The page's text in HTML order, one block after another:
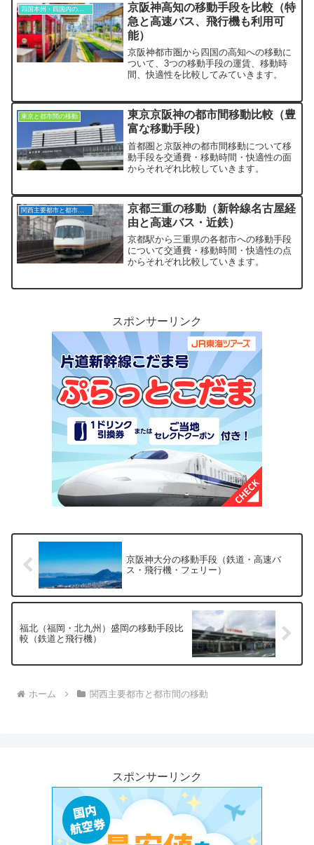
四国本州・四国内の移動
京阪神高知の移動手段を比較（特
急と高速バス、飛行機も利用可
能）
京阪神都市圏から四国の高知への移動に
ついて、3つの移動手段の運賃、移動時
間、快適性を比較してみていきます。
東京と都市間の移動
東京京阪神の都市間移動比較（豊
富な移動手段）
首都圏と京阪神の都市間移動について移
動手段を交通費・移動時間・快適性の面
からそれぞれ比較していきます。
京都三重の移動（新幹線名古屋経
由と高速バス・近鉄）
京都駅から三重県の各都市への移動手段
について交通費・移動時間・快適性の点
からそれぞれ比較していきます。
スポンサーリンク
京阪神大分の移動手段（鉄道・高速バ
ス・飛行機・フェリー）
福北（福岡・北九州）盛岡の移動手段比
較（鉄道と飛行機）
ホーム 関西主要都市と都市間の移動
スポンサーリンク